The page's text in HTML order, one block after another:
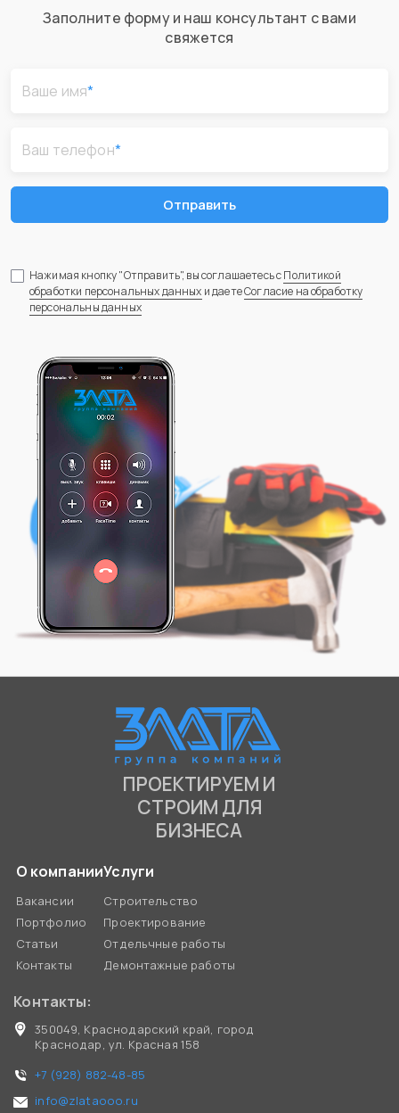
Заполните форму и наш консультант с вами
свяжется
Ваше имя*
Ваш телефон*
Отправить
Нажимая кнопку "Отправить", вы соглашаетесь сПолитикой
обработки персональных данных и даетеСогласие на обработку
персональны данных
ПРОЕКТИРУЕМ И
СТРОИМ ДЛЯ
БИЗНЕСА
О компании
Вакансии
Портфолио
Статьи
Контакты
Услуги
Строительство
Проектирование
Отдельчные работы
Демонтажные работы
Контакты:
350049, Краснодарский край, город
Краснодар, ул. Красная 158
+7 (928) 882-48-85
info@zlataooo.ru